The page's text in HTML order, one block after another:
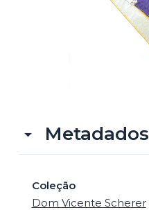
Metadados
Coleção
Dom Vicente Scherer